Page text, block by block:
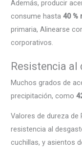
Además, producir
consume hasta40 %
primaria, Alinearse
corporativos.
Resistencia al
Muchos grados de
precipitación, como
Valores de dureza de
resistencia al
cuchillas, y asientos